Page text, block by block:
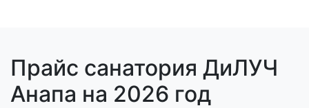
Прайс санатория ДиЛУЧ
Анапа на 2026 год